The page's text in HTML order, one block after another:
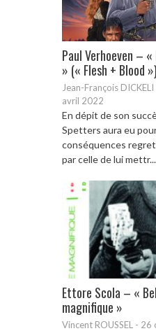
Paul Verhoeven –
» (« Flesh + Blood
Jean-François
avril 2022
En dépit de son
Spetters aura eu
conséquences
par celle de lui mettr...
Ettore Scola – «
magnifique »
Vincent ROUSSEL - 26